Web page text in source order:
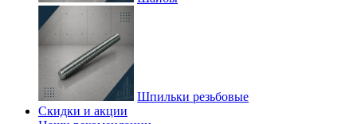
Шпильки резьбовые
Скидки и акции